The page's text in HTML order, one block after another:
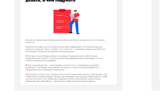
Марина Войтович
Тру-главред